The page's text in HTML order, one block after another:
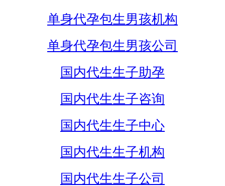
单身代孕包生男孩机构
单身代孕包生男孩公司
国内代生生子助孕
国内代生生子咨询
国内代生生子中心
国内代生生子机构
国内代生生子公司